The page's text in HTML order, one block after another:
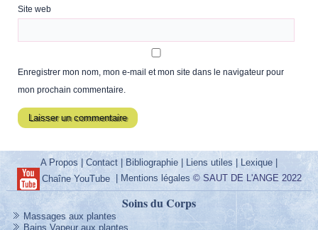
Site web
Enregistrer mon nom, mon e-mail et mon site dans le navigateur pour
mon prochain commentaire.
A Propos |Contact Bibliographie Liens utiles Lexique
Chaîne YouTube| Mentions légales © SAUT DE L'ANGE 2022
Soins du Corps
Massages aux plantes
Bains Vapeur aux plantes